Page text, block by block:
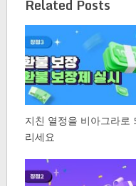
Related Posts
지친 열정을 비아그라로
리세요